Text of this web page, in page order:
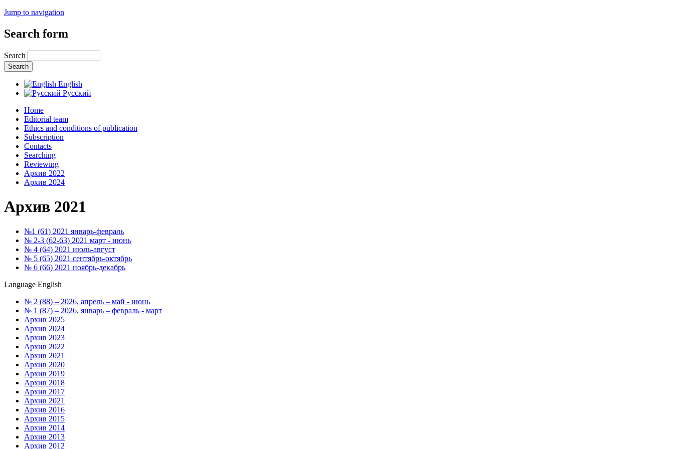
Jump to navigation
Search form
Search
English
Русский
Home
Editorial team
Ethics and conditions of publication
Subscription
Contacts
Searching
Reviewing
Архив 2022
Архив 2024
Архив 2021
№1 (61) 2021 январь-февраль
№ 2-3 (62-63) 2021 март - июнь
№ 4 (64) 2021 июль-август
№ 5 (65) 2021 сентябрь-октябрь
№ 6 (66) 2021 ноябрь-декабрь
Language English
№ 2 (88) – 2026, апрель – май - июнь
№ 1 (87) – 2026, январь – февраль - март
Архив 2025
Архив 2024
Архив 2023
Архив 2022
Архив 2021
Архив 2020
Архив 2019
Архив 2018
Архив 2017
Архив 2021
Архив 2016
Архив 2015
Архив 2014
Архив 2013
Архив 2012